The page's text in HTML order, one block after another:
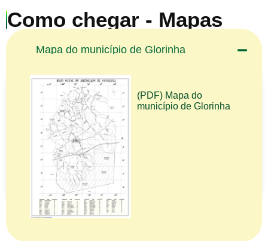
Como chegar - Mapas
Mapa do município de Glorinha
(PDF) Mapa do
município de Glorinha